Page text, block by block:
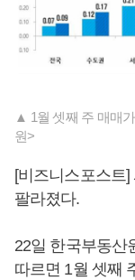
▲ 1월 셋째 주 매매
원>
[비즈니스포스트
팔라졌다.
22일 한국부동산
따르면 1월 셋째